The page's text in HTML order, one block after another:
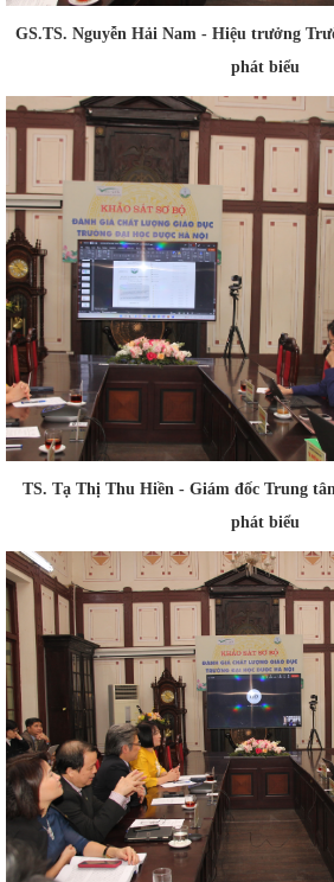
GS.TS. Nguyễn Hải Nam - Hiệu trưởng
phát biểu
TS. Tạ Thị Thu Hiền - Giám đốc Trung
phát biểu